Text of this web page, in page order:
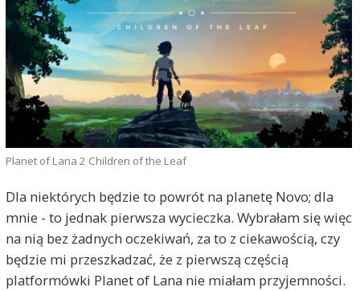
Planet of Lana 2 Children of the Leaf
Dla niektórych będzie to powrót na planetę Novo; dla
mnie - to jednak pierwsza wycieczka. Wybrałam się więc
na nią bez żadnych oczekiwań, za to z ciekawością, czy
będzie mi przeszkadzać, że z pierwszą częścią
platformówki Planet of Lana nie miałam przyjemności.